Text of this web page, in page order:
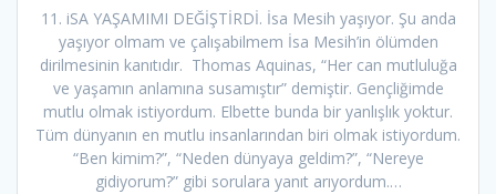
11. iSA YAŞAMIMI DEĞİŞTİRDİ. İsa Mesih yaşıyor. Şu anda
yaşıyor olmam ve çalışabilmem İsa Mesih’in ölümden
dirilmesinin kanıtıdır. Thomas Aquinas, “Her can mutluluğa
ve yaşamın anlamına susamıştır” demiştir. Gençliğimde
mutlu olmak istiyordum. Elbette bunda bir yanlışlık yoktur.
Tüm dünyanın en mutlu insanlarından biri olmak istiyordum.
“Ben kimim?”, “Neden dünyaya geldim?”, “Nereye
gidiyorum?” gibi sorulara yanıt arıyordum.…